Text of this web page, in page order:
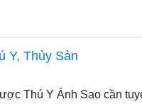
Y, Thủy Sản
Thú Y Ánh Sao cần